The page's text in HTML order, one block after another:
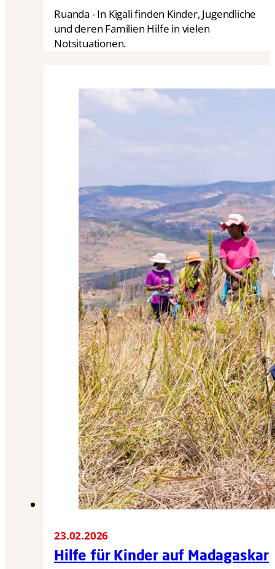
Ruanda - In Kigali finden Kinder, Jugendliche
und deren Familien Hilfe in vielen
Notsituationen.
23.02.2026
Hilfe für Kinder auf Madagaskar